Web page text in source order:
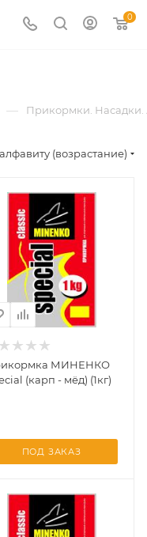
0
— Прикормки. Насадки.
(возрастание)
МИНЕНКО
(карп - мёд) (1кг)
ПОД ЗАКАЗ